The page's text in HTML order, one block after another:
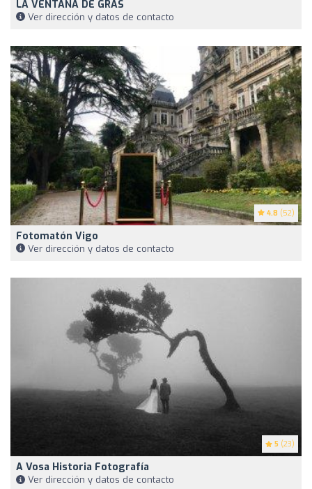
LA VENTANA DE GRAS
Ver dirección y datos de contacto
4.8 (52)
Fotomatón Vigo
Ver dirección y datos de contacto
5 (23)
A Vosa Historia Fotografía
Ver dirección y datos de contacto